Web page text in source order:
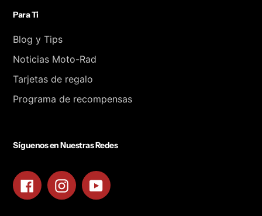
Para Ti
Blog y Tips
Noticias Moto-Rad
Tarjetas de regalo
Programa de recompensas
Síguenos en Nuestras Redes
FacebookInstagramYouTube